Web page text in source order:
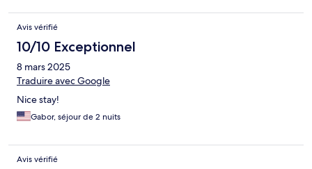
Avis vérifié
10/10 Exceptionnel
8 mars 2025
Traduire avec Google
Nice stay!
Gabor, séjour de 2 nuits
Avis vérifié